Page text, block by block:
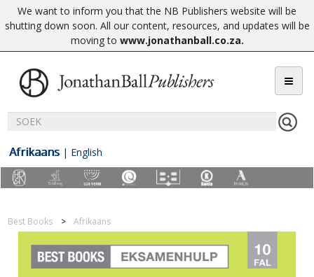
We want to inform you that the NB Publishers website will be
shutting down soon. All our content, resources, and updates will be
moving to www.jonathanball.co.za.
Afrikaans | English
Best Books Afrikaans